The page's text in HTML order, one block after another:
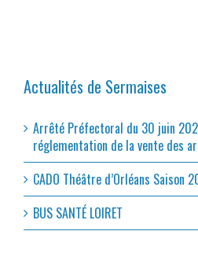
Actualités de Sermaises
Arrêté Préfectoral du 30 juin
réglementation de la vente des
CADO Théâtre d’Orléans Saison
BUS SANTÉ LOIRET